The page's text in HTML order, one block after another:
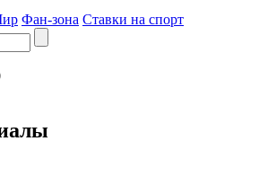
Фан-зона Ставки на спорт